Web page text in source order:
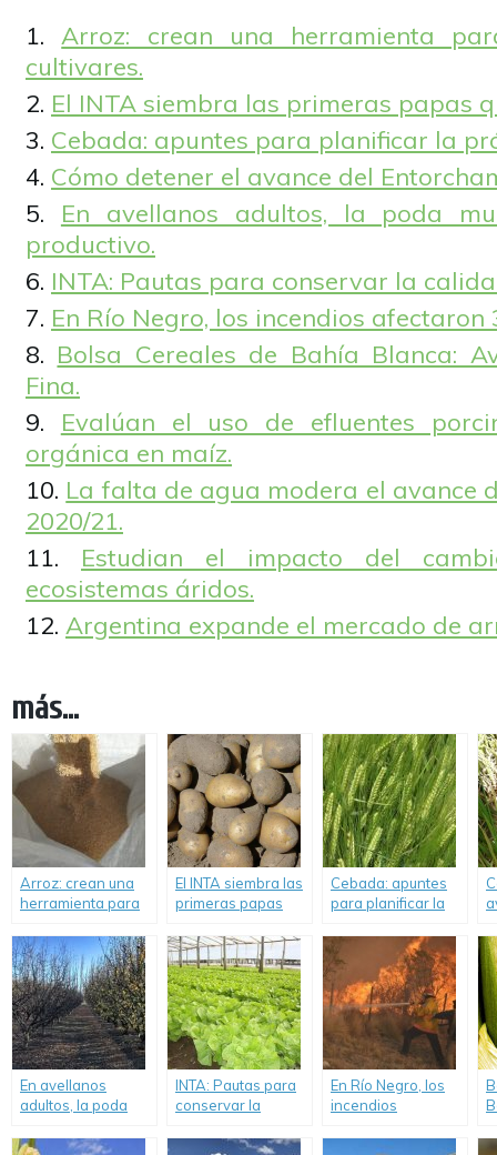
Arroz: crean una herramienta
cultivares.
El INTA siembra las primeras papas
Cebada: apuntes para planificar la
Cómo detener el avance del
En avellanos adultos, la poda
productivo.
INTA: Pautas para conservar la
En Río Negro, los incendios afectaron
Bolsa Cereales de Bahía Blanca:
Fina.
Evalúan el uso de efluentes
orgánica en maíz.
La falta de agua modera el avance
2020/21.
Estudian el impacto del
ecosistemas áridos.
Argentina expande el mercado de
más...
Arroz: crean una
herramienta para
cultivares.
El INTA siembra las
primeras papas
Cebada: apuntes
para planificar la
En avellanos
adultos, la poda
potencial
INTA: Pautas para
conservar la
hortalizas.
En Río Negro, los
incendios
hectáreas.